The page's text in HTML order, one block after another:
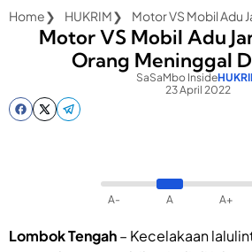
Home HUKRIM
Motor VS Mobil Adu
Orang Meninggal
SaSaMbo Inside
23 April 2022
A- A A+
Lombok Tengah– Kecelakaan